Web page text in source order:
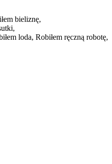
bieliznę,
loda, Robiłem ręczną robotę,